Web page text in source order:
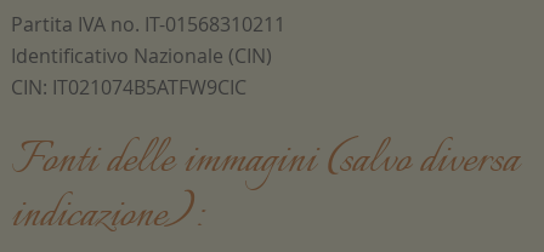
Partita IVA no. IT-01568310211
Identificativo Nazionale (CIN)
CIN: IT021074B5ATFW9CIC
Fonti delle immagini (salvo diversa
indicazione):